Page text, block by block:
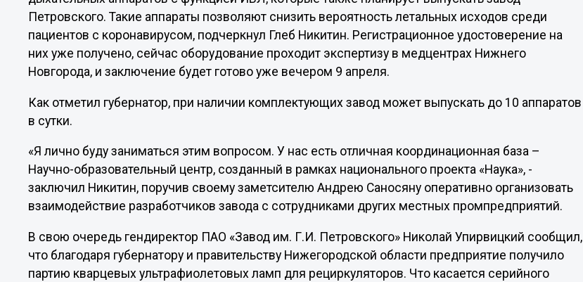
Петровского. Такие аппараты позволяют снизить вероятность летальных исходов среди
пациентов с коронавирусом, подчеркнул Глеб Никитин. Регистрационное удостоверение на
них уже получено, сейчас оборудование проходит экспертизу в медцентрах Нижнего
Новгорода, и заключение будет готово уже вечером 9 апреля.
Как отметил губернатор, при наличии комплектующих завод может выпускать до 10 аппаратов
в сутки.
«Я лично буду заниматься этим вопросом. У нас есть отличная координационная база –
Научно-образовательный центр, созданный в рамках национального проекта «Наука», -
заключил Никитин, поручив своему заметсителю Андрею Саносяну оперативно организовать
взаимодействие разработчиков завода с сотрудниками других местных промпредприятий.
В свою очередь гендиректор ПАО «Завод им. Г.И. Петровского» Николай Упирвицкий сообщил,
что благодаря губернатору и правительству Нижегородской области предприятие получило
партию кварцевых ультрафиолетовых ламп для рециркуляторов. Что касается серийного